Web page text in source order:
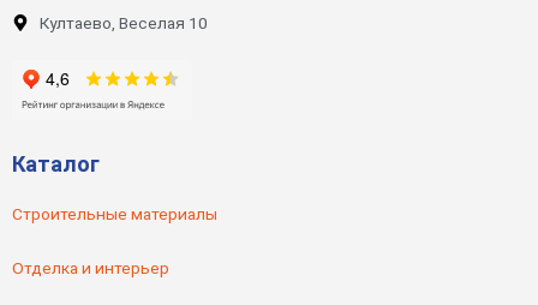
Култаево, Веселая 10
Каталог
Строительные материалы
Отделка и интерьер